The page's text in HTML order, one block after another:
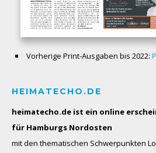
Vorherige Print-Ausgaben bis 2022:
HEIMATECHO.DE
heimatecho.de ist ein online
für Hamburgs Nordosten
mit den thematischen Schwerpunkten